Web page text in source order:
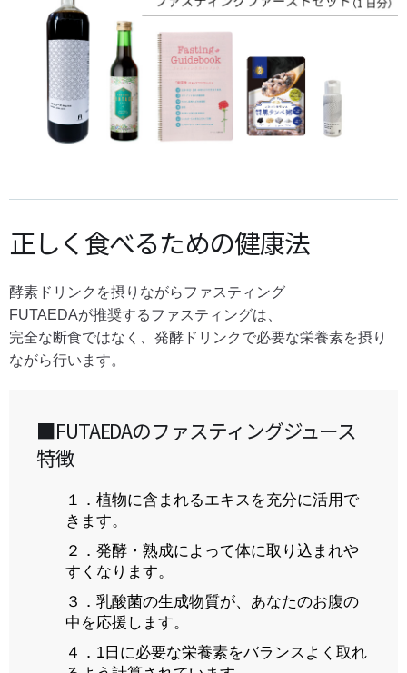
正しく食べるための健康法
酵素ドリンクを摂りながらファスティング
FUTAEDAが推奨するファスティングは、
完全な断食ではなく、発酵ドリンクで必要な栄養素を摂り
ながら行います。
■FUTAEDAのファスティングジュース
特徴
１．植物に含まれるエキスを充分に活用で
きます。
２．発酵・熟成によって体に取り込まれや
すくなります。
３．乳酸菌の生成物質が、あなたのお腹の
中を応援します。
４．1日に必要な栄養素をバランスよく取れ